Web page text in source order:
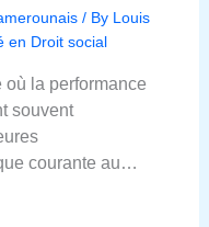
/ By Louis
en Droit social
où la performance
souvent
courante au…